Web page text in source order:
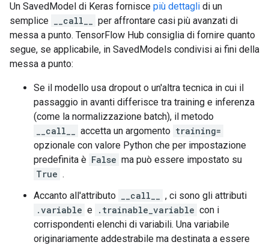
Un SavedModel di Keras fornisce più dettagli di un
semplice
__call__
per affrontare casi più avanzati di
messa a punto. TensorFlow Hub consiglia di fornire quanto
segue, se applicabile, in SavedModels condivisi ai fini della
messa a punto:
Se il modello usa dropout o un'altra tecnica in cui il
passaggio in avanti differisce tra training e inferenza
(come la normalizzazione batch), il metodo
__call__
accetta un argomento training=
opzionale con valore Python che per impostazione
predefinita è False ma può essere impostato su
True .
Accanto all'attributo
__call__
, ci sono gli attributi
.variable e .trainable_variable con i
corrispondenti elenchi di variabili. Una variabile
originariamente addestrabile ma destinata a essere